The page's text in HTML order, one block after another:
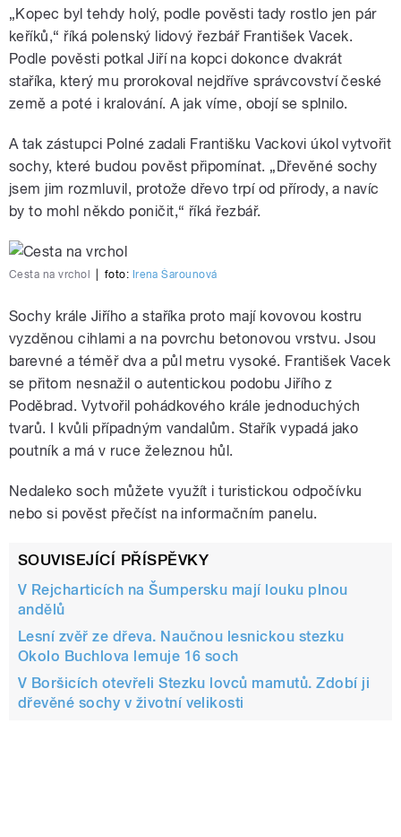
„Kopec byl tehdy holý, podle pověsti tady rostlo jen pár
keříků,“ říká polenský lidový řezbář František Vacek.
Podle pověsti potkal Jiří na kopci dokonce dvakrát
staříka, který mu prorokoval nejdříve správcovství české
země a poté i kralování. A jak víme, obojí se splnilo.
A tak zástupci Polné zadali Františku Vackovi úkol vytvořit
sochy, které budou pověst připomínat. „Dřevěné sochy
jsem jim rozmluvil, protože dřevo trpí od přírody, a navíc
by to mohl někdo poničit,“ říká řezbář.
Cesta na vrchol foto: Irena Šarounová
Sochy krále Jiřího a staříka proto mají kovovou kostru
vyzděnou cihlami a na povrchu betonovou vrstvu. Jsou
barevné a téměř dva a půl metru vysoké. František Vacek
se přitom nesnažil o autentickou podobu Jiřího z
Poděbrad. Vytvořil pohádkového krále jednoduchých
tvarů. I kvůli případným vandalům. Stařík vypadá jako
poutník a má v ruce železnou hůl.
Nedaleko soch můžete využít i turistickou odpočívku
nebo si pověst přečíst na informačním panelu.
SOUVISEJÍCÍ PŘÍSPĚVKY
V Rejcharticích na Šumpersku mají louku plnou
andělů
Lesní zvěř ze dřeva. Naučnou lesnickou stezku
Okolo Buchlova lemuje 16 soch
V Boršicích otevřeli Stezku lovců mamutů. Zdobí ji
dřevěné sochy v životní velikosti